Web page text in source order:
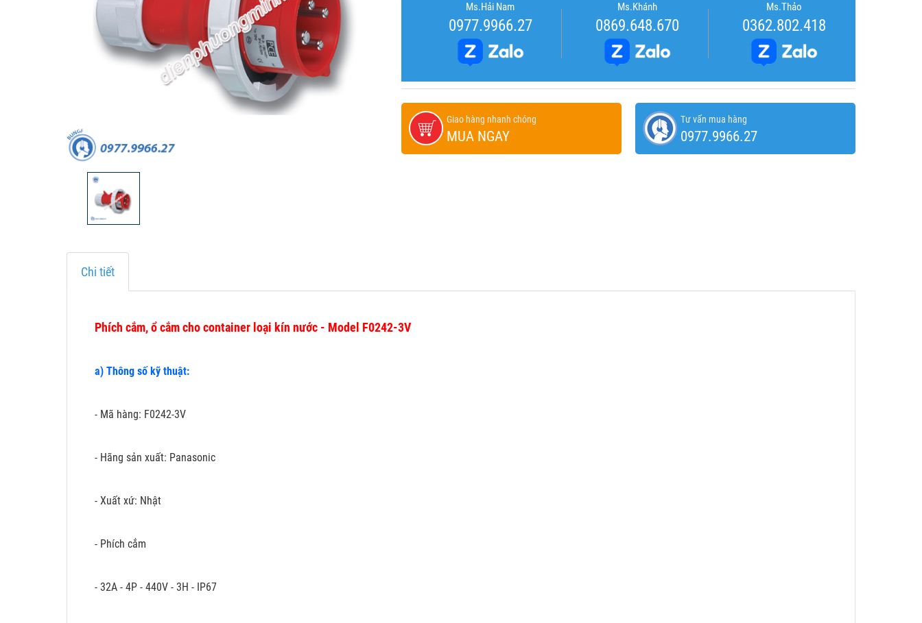
Ms.Hải Nam
0977.9966.27
Ms.Khánh
0869.648.670
Ms.Thảo
0362.802.418
Giao hàng nhanh chóng
MUA NGAY
Tư vấn mua hàng
0977.9966.27
Chi tiết
Phích cắm, ổ cắm cho container loại kín nước - Model F0242-3V
a) Thông số kỹ thuật:
- Mã hàng: F0242-3V
- Hãng sản xuất: Panasonic
- Xuất xứ: Nhật
- Phích cắm
- 32A - 4P - 440V - 3H - IP67